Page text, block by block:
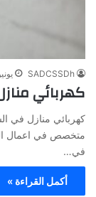
SADCSSDh يونيو 28,
كهربائي منازل
كهربائي منازل في
متخصص في اعمال
في…
أكمل القراءة »